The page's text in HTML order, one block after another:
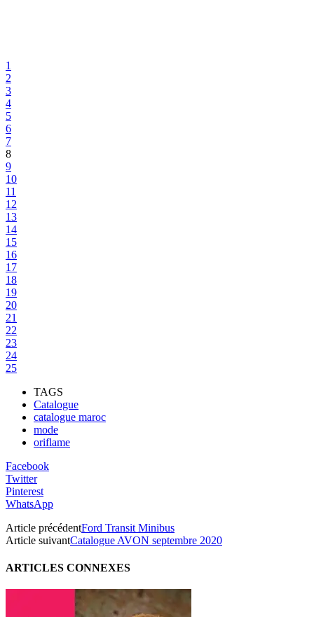
1
2
3
4
5
6
7
8
9
10
11
12
13
14
15
16
17
18
19
20
21
22
23
24
25
TAGS
Catalogue
catalogue maroc
mode
oriflame
Facebook
Twitter
Pinterest
WhatsApp
Article précédentFord Transit Minibus
Article suivantCatalogue AVON septembre 2020
ARTICLES CONNEXES